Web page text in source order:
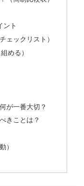
ント
ェックリスト）
める）
が一番大切？
きことは？
）